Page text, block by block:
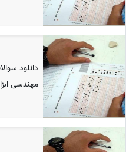
دانلود
مهندسی